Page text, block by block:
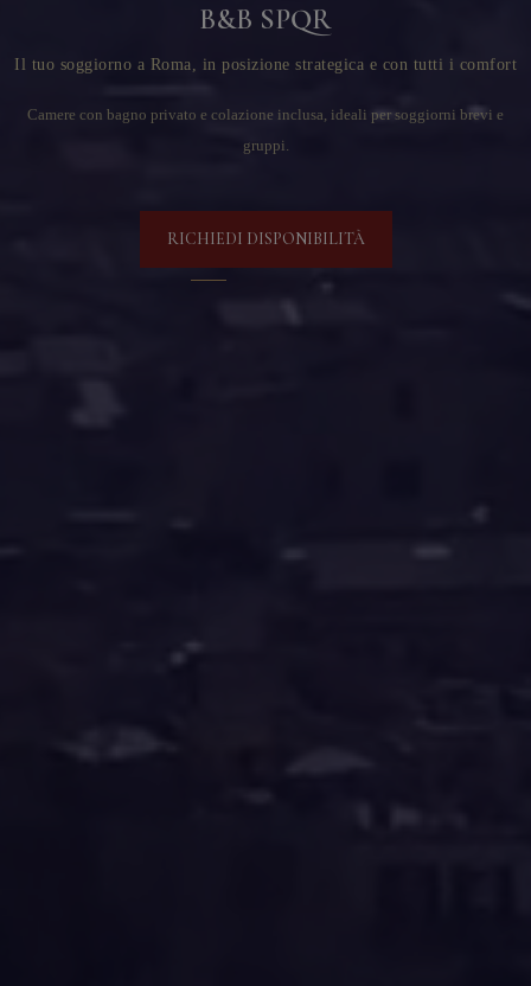
B&B SPQR
Il tuo soggiorno a Roma, in posizione strategica e con tutti i comfort
Camere con bagno privato e colazione inclusa, ideali per soggiorni brevi e
gruppi.
RICHIEDI DISPONIBILITÀ